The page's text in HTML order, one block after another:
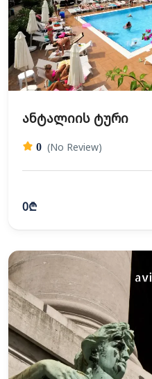
ანტალიის ტური
0 (No Review)
0₾